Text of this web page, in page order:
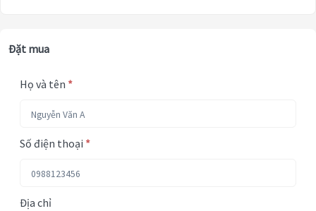
Đặt mua
Họ và tên *
Số điện thoại *
Địa chỉ